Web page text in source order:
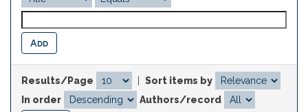
Results/Page
Sort items by
In order
Authors/record